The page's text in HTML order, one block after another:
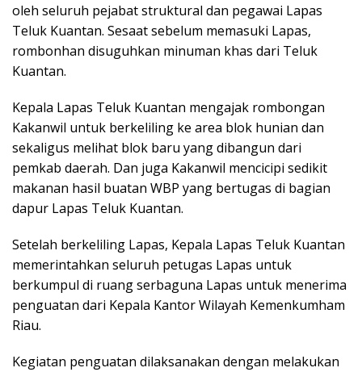
oleh seluruh pejabat struktural dan pegawai Lapas
Teluk Kuantan. Sesaat sebelum memasuki Lapas,
rombonhan disuguhkan minuman khas dari Teluk
Kuantan.
Kepala Lapas Teluk Kuantan mengajak rombongan
Kakanwil untuk berkeliling ke area blok hunian dan
sekaligus melihat blok baru yang dibangun dari
pemkab daerah. Dan juga Kakanwil mencicipi sedikit
makanan hasil buatan WBP yang bertugas di bagian
dapur Lapas Teluk Kuantan.
Setelah berkeliling Lapas, Kepala Lapas Teluk Kuantan
memerintahkan seluruh petugas Lapas untuk
berkumpul di ruang serbaguna Lapas untuk menerima
penguatan dari Kepala Kantor Wilayah Kemenkumham
Riau.
Kegiatan penguatan dilaksanakan dengan melakukan